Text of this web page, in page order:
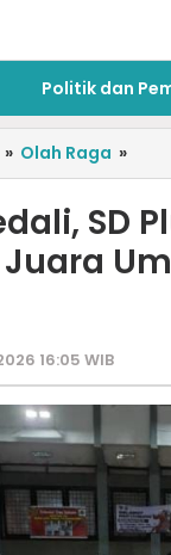
Politik dan
» Olah Raga »
SD
16:05 WIB